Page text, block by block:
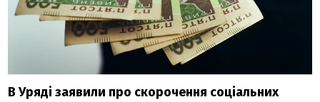
В Уряді заявили про скорочення соціальних